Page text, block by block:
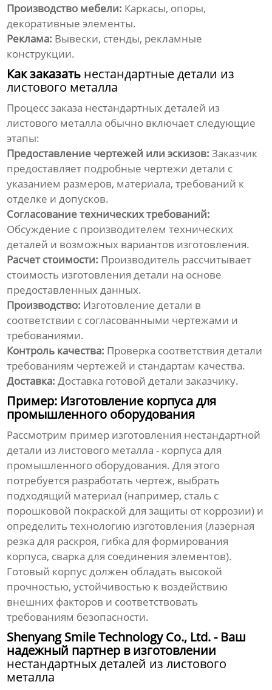
Производство мебели: Каркасы, опоры,
декоративные элементы.
Реклама: Вывески, стенды, рекламные
конструкции.
Как заказать нестандартные детали из
листового металла
Процесс заказа нестандартных деталей из
листового металла обычно включает следующие
этапы:
Предоставление чертежей или эскизов: Заказчик
предоставляет подробные чертежи детали с
указанием размеров, материала, требований к
отделке и допусков.
Согласование технических требований:
Обсуждение с производителем технических
деталей и возможных вариантов изготовления.
Расчет стоимости: Производитель рассчитывает
стоимость изготовления детали на основе
предоставленных данных.
Производство: Изготовление детали в
соответствии с согласованными чертежами и
требованиями.
Контроль качества: Проверка соответствия детали
требованиям чертежей и стандартам качества.
Доставка: Доставка готовой детали заказчику.
Пример: Изготовление корпуса для
промышленного оборудования
Рассмотрим пример изготовления нестандартной
детали из листового металла - корпуса для
промышленного оборудования. Для этого
потребуется разработать чертеж, выбрать
подходящий материал (например, сталь с
порошковой покраской для защиты от коррозии) и
определить технологию изготовления (лазерная
резка для раскроя, гибка для формирования
корпуса, сварка для соединения элементов).
Готовый корпус должен обладать высокой
прочностью, устойчивостью к воздействию
внешних факторов и соответствовать
требованиям безопасности.
Shenyang Smile Technology Co., Ltd. - Ваш
надежный партнер в изготовлении
нестандартных деталей из листового
металла